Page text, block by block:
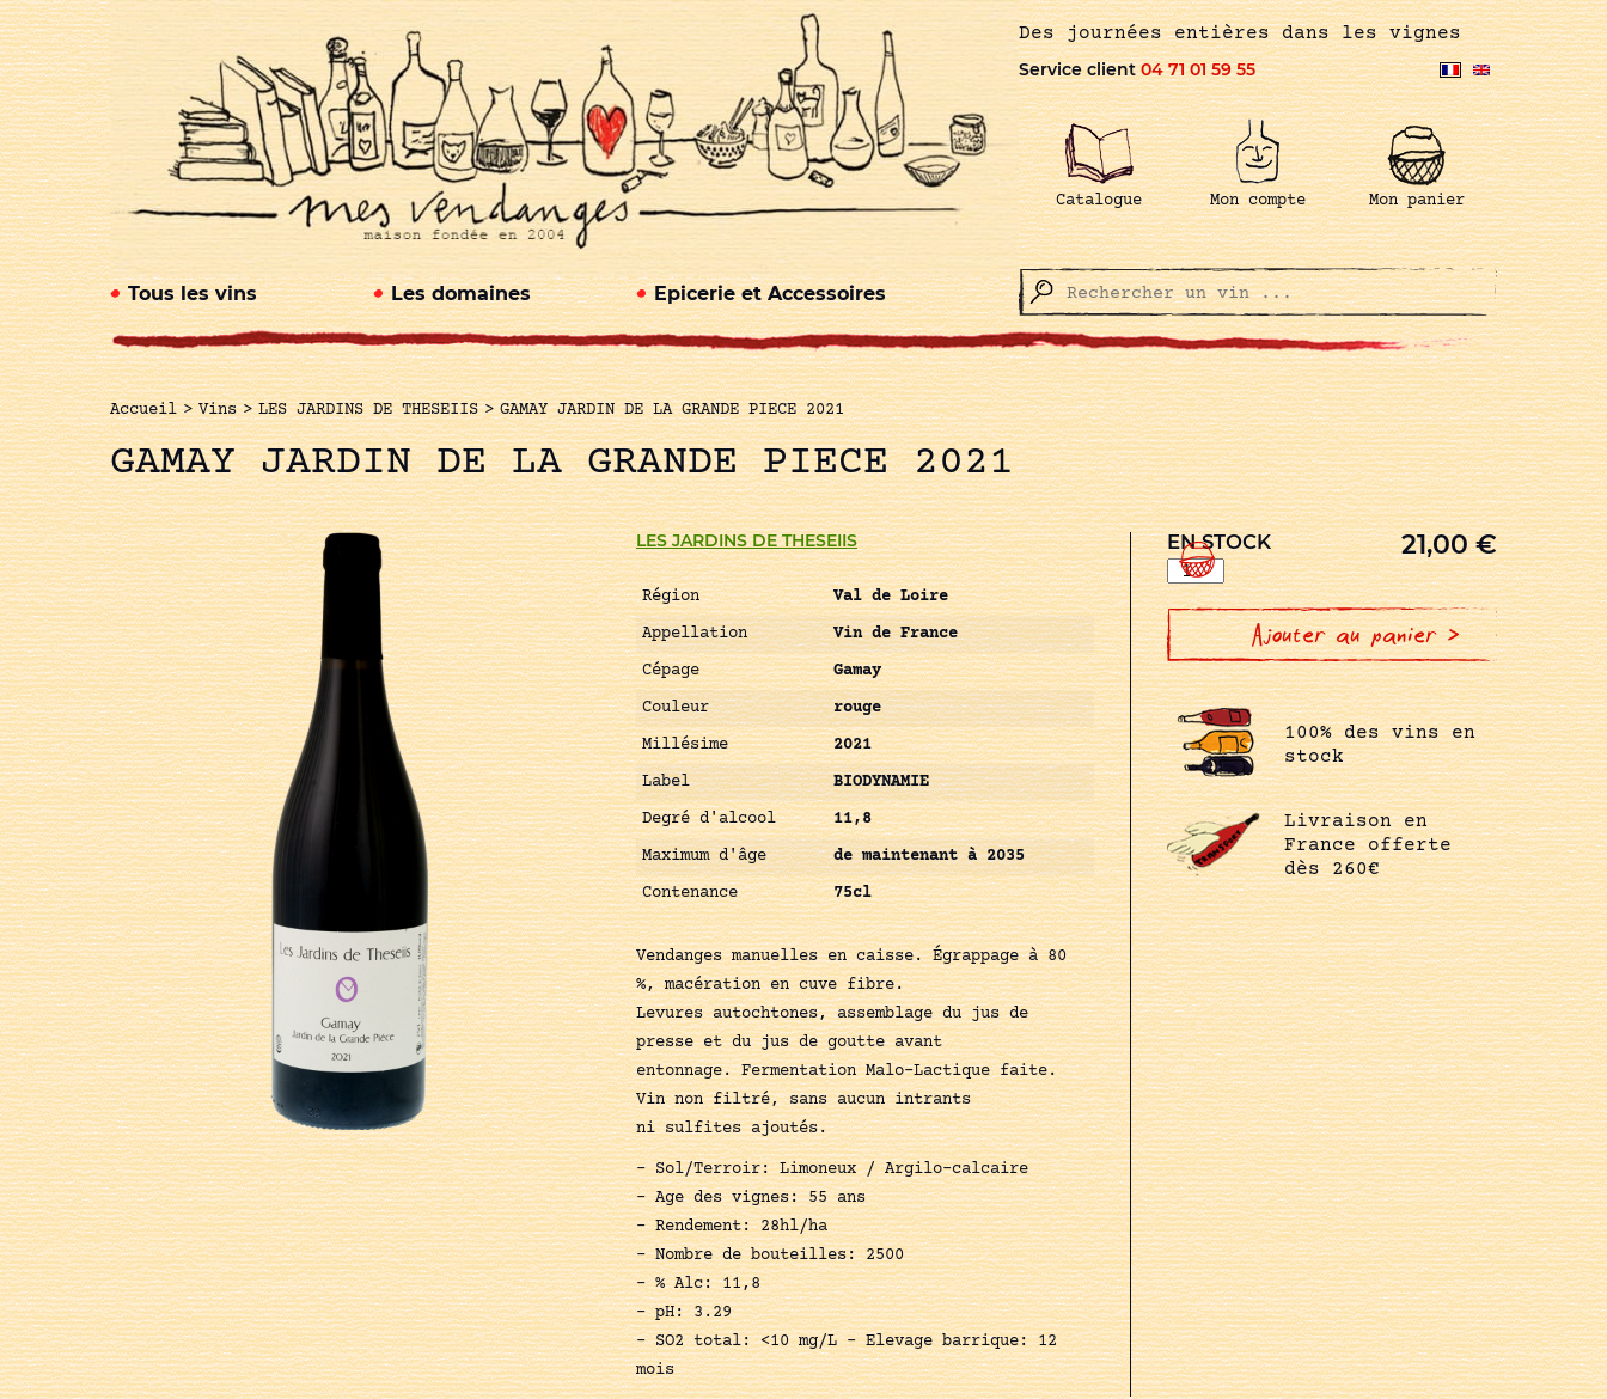
Des journées entières dans les vignes
Service client04 71 01 59 55
Catalogue Mon compte Mon panier
Tous les vins Les domaines Epicerie et Accessoires
Accueil > Vins > LES JARDINS DE THESEIIS > GAMAY JARDIN DE LA GRANDE PIECE 2021
GAMAY JARDIN DE LA GRANDE PIECE 2021
LES JARDINS DE THESEIIS
Région
Val de Loire
Appellation
Vin de France
Cépage
Gamay
Couleur
rouge
Millésime
2021
Label
BIODYNAMIE
Degré d'alcool
11,8
Maximum d'âge
de maintenant à 2035
Contenance
75cl
Vendanges manuelles en caisse. Égrappage à 80
%, macération en cuve fibre.
Levures autochtones, assemblage du jus de
presse et du jus de goutte avant
entonnage. Fermentation Malo-Lactique faite.
Vin non filtré, sans aucun intrants
ni sulfites ajoutés.
– Sol/Terroir: Limoneux / Argilo-calcaire
– Age des vignes: 55 ans
– Rendement: 28hl/ha
– Nombre de bouteilles: 2500
– % Alc: 11,8
– pH: 3.29
– SO2 total: <10 mg/L - Elevage barrique: 12
mois
EN STOCK 21,00€
quantité
de
GAMAY
JARDIN
DE
LA
GRANDE
PIECE
Ajouter au panier >
100% des vins en
stock
Livraison en
France offerte
dès 260€